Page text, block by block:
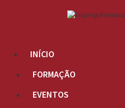
INÍCIO
FORMAÇÃO
EVENTOS